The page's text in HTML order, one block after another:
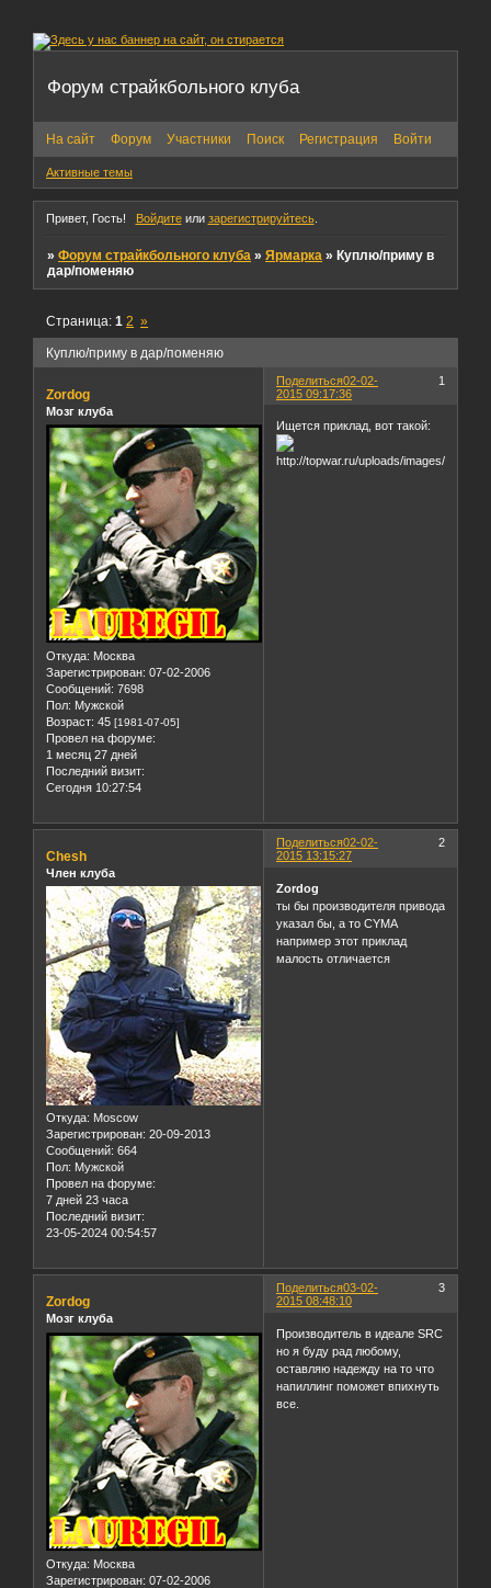
Форум страйкбольного клуба
На сайт Форум Участники Поиск Регистрация Войти
Активные темы
Привет, Гость! Войдитеили зарегистрируйтесь.
»Форум страйкбольного клуба »Ярмарка »Куплю/приму в
дар/поменяю
Куплю/приму в дар/поменяю
Страница:1 2 »
Поделиться 1
02-02-
2015 09:17:36
Zordog
Мозг клуба
Откуда: Москва
Зарегистрирован: 07-02-2006
Сообщений: 7698
Пол: Мужской
Возраст: 45 [1981-07-05]
Провел на форуме:
1 месяц 27 дней
Последний визит:
Сегодня 10:27:54
Ищется приклад, вот такой:
Поделиться 2
02-02-
2015 13:15:27
Chesh
Член клуба
Откуда: Moscow
Зарегистрирован: 20-09-2013
Сообщений: 664
Пол: Мужской
Провел на форуме:
7 дней 23 часа
Последний визит:
23-05-2024 00:54:57
Zordog
ты бы производителя привода
указал бы, а то CYMA
например этот приклад
малость отличается
Поделиться 3
03-02-
2015 08:48:10
Zordog
Мозг клуба
Откуда: Москва
Зарегистрирован: 07-02-2006
Производитель в идеале SRC
но я буду рад любому,
оставляю надежду на то что
напиллинг поможет впихнуть
все.